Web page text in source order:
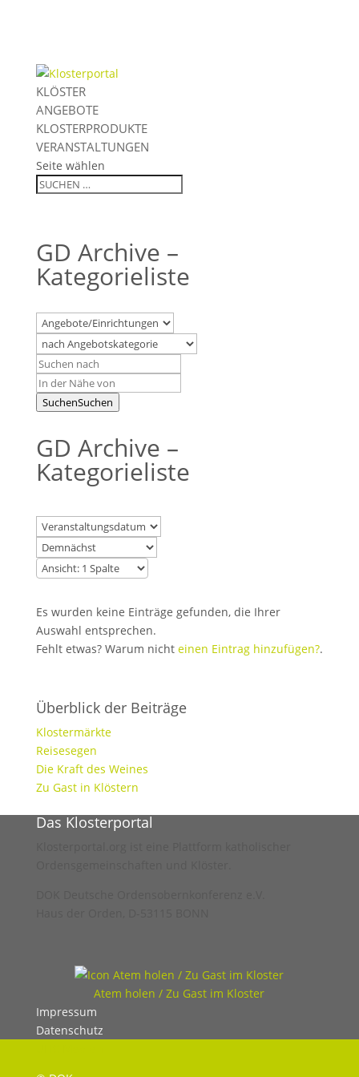
KLÖSTER
ANGEBOTE
KLOSTERPRODUKTE
VERANSTALTUNGEN
Seite wählen
GD Archive –
Kategorieliste
SuchenSuchen
GD Archive –
Kategorieliste
Es wurden keine Einträge gefunden, die Ihrer
Auswahl entsprechen.
Fehlt etwas? Warum nicht einen Eintrag hinzufügen?.
Überblick der Beiträge
Klostermärkte
Reisesegen
Die Kraft des Weines
Zu Gast in Klöstern
Das Klosterportal
Atem holen / Zu Gast im Kloster
Impressum
Datenschutz